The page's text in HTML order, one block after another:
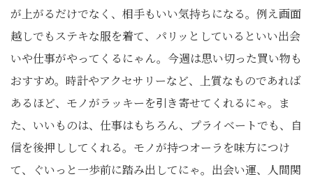
が上がるだけでなく、相手もいい気持ちになる。例え画面
越しでもステキな服を着て、パリッとしているといい出会
いや仕事がやってくるにゃん。今週は思い切った買い物も
おすすめ。時計やアクセサリーなど、上質なものであれば
あるほど、モノがラッキーを引き寄せてくれるにゃ。ま
た、いいものは、仕事はもちろん、プライベートでも、自
信を後押ししてくれる。モノが持つオーラを味方につけ
て、ぐいっと一歩前に踏み出してにゃ。出会い運、人間関